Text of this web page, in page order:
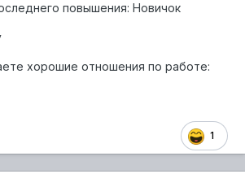
повышения: Новичок
хорошие отношения по работе:
1